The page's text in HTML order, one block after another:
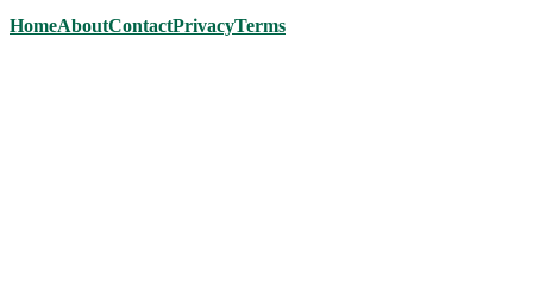
HomeAboutContactPrivacyTerms